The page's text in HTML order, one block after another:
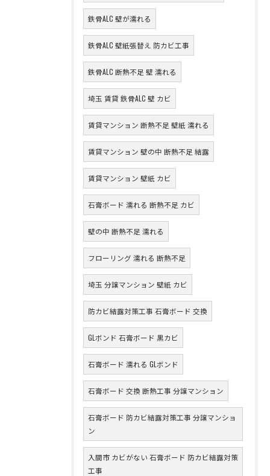
鉄骨ALC 壁が濡れる
鉄骨ALC 壁紙張替え 防カビ工事
鉄骨ALC 断熱不足 壁 濡れる
埼玉 賃貸 鉄骨ALC 壁 カビ
賃貸マンション 断熱不足 壁紙 濡れる
賃貸マンション 壁の中 断熱不足 結露
賃貸マンション 壁紙 カビ
石膏ボード 濡れる 断熱不足 カビ
壁の中 断熱不足 濡れる
フローリング 濡れる 断熱不足
埼玉 分譲マンション 壁紙 カビ
防カビ結露対策工事 石膏ボード 交換
GLボンド 石膏ボード 黒カビ
石膏ボード 濡れる GLボンド
石膏ボード 交換 断熱工事 分譲マンション
石膏ボード 防カビ結露対策工事 分譲マンショ
ン
入間市 カビがない 石膏ボード 防カビ結露対策
工事